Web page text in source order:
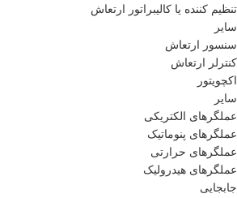
تنظیم کننده یا کالیبراتور ارتعاش
سایر
سنسور ارتعاش
کنترلر ارتعاش
اکچویتور
سایر
عملگرهای الکتریکی
عملگرهای پنوماتیک
عملگرهای حرارتی
عملگرهای هیدرولیک
جابجایی